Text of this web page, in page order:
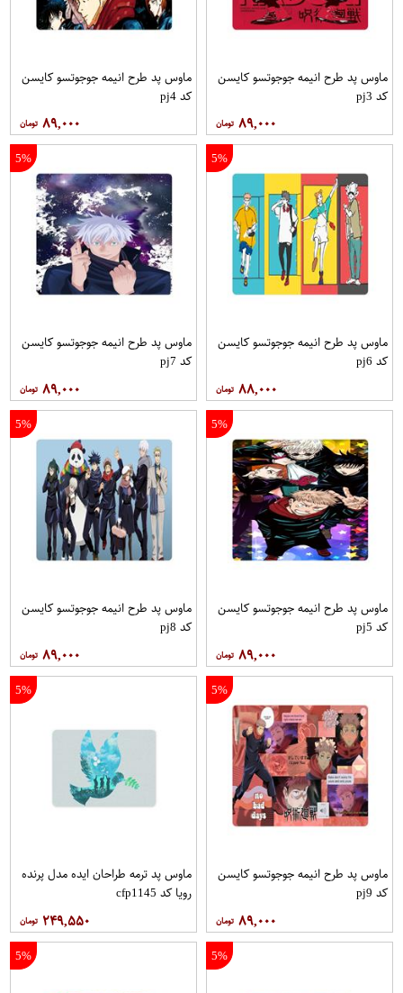
ماوس پد طرح انیمه جوجوتسو کایسن
کد pj3
۸۹,۰۰۰
ماوس پد طرح انیمه جوجوتسو کایسن
کد pj4
۸۹,۰۰۰
5%
ماوس پد طرح انیمه جوجوتسو کایسن
کد pj6
۸۸,۰۰۰
5%
ماوس پد طرح انیمه جوجوتسو کایسن
کد pj7
۸۹,۰۰۰
5%
ماوس پد طرح انیمه جوجوتسو کایسن
کد pj5
۸۹,۰۰۰
5%
ماوس پد طرح انیمه جوجوتسو کایسن
کد pj8
۸۹,۰۰۰
5%
ماوس پد طرح انیمه جوجوتسو کایسن
کد pj9
۸۹,۰۰۰
5%
ماوس پد ترمه طراحان ایده مدل پرنده
رویا کد cfp1145
۲۴۹,۵۵۰
5%
5%